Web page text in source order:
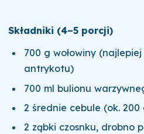
Składniki (4–5 porcji)
700 g wołowiny
antrykotu)
700 ml bulionu
2 średnie cebule (ok.
2 ząbki czosnku, drobno